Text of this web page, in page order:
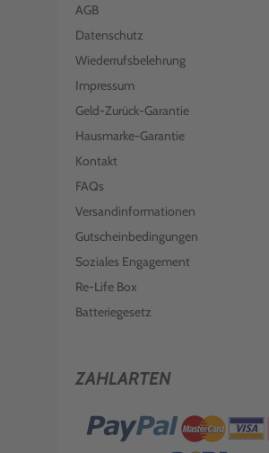
AGB
Datenschutz
Wiederrufsbelehrung
Impressum
Geld-Zurück-Garantie
Hausmarke-Garantie
Kontakt
FAQs
Versandinformationen
Gutscheinbedingungen
Soziales Engagement
Re-Life Box
Batteriegesetz
ZAHLARTEN